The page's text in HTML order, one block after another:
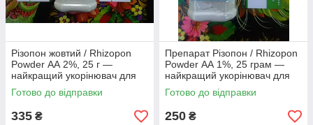
Різопон жовтий / Rhizopon
Powder АА 2%, 25 г —
найкращий укорінювач для
рослин, Rhizopon BV
Готово до відправки
335 ₴
Препарат Різопон / Rhizopon
Powder АА 1%, 25 грам —
найкращий укорінювач для
рослин, Rhizopon BV
Готово до відправки
250 ₴